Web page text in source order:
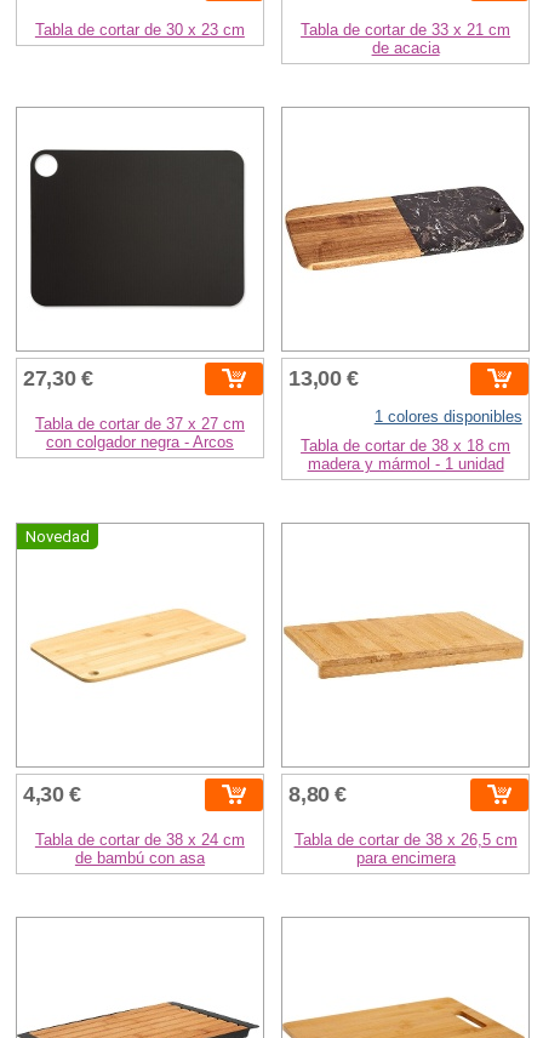
Tabla de cortar de 30 x 23 cm
Tabla de cortar de 33 x 21 cm
de acacia
27,30 €
Tabla de cortar de 37 x 27 cm
con colgador negra - Arcos
13,00 €
1 colores disponibles
Tabla de cortar de 38 x 18 cm
madera y mármol - 1 unidad
Novedad
4,30 €
Tabla de cortar de 38 x 24 cm
de bambú con asa
8,80 €
Tabla de cortar de 38 x 26,5 cm
para encimera